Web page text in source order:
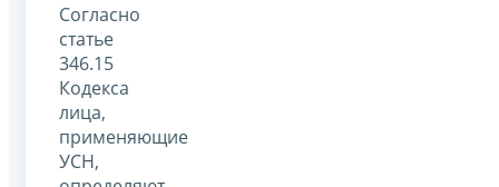
Согласно
статье
346.15
Кодекса
лица,
применяющие
УСН,